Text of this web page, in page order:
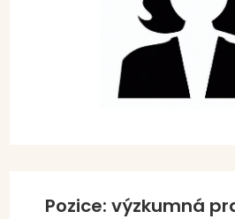
Pozice: výzkumná